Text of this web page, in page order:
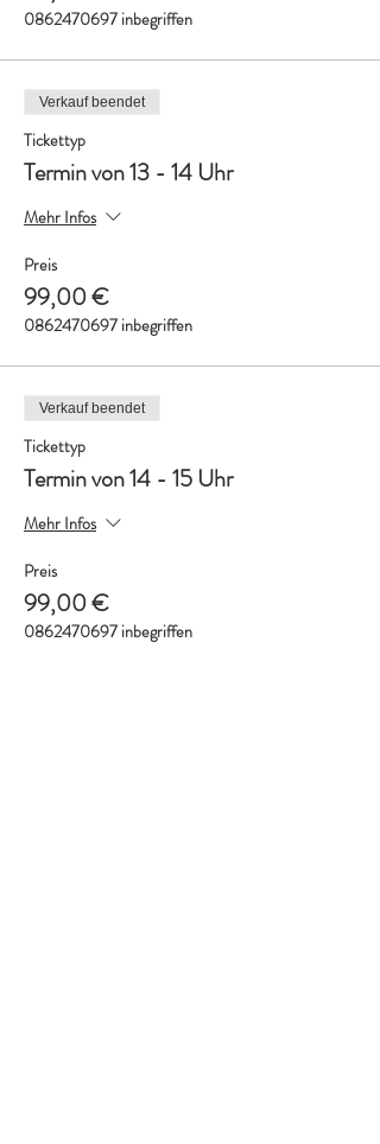
0862470697 inbegriffen
Verkauf beendet
Tickettyp
Termin von 13 - 14 Uhr
Mehr Infos
Preis
99,00 €
0862470697 inbegriffen
Verkauf beendet
Tickettyp
Termin von 14 - 15 Uhr
Mehr Infos
Preis
99,00 €
0862470697 inbegriffen